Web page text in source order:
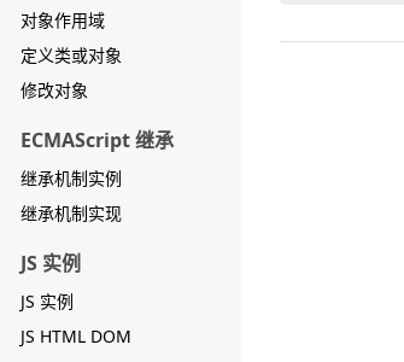
对象作用域
定义类或对象
修改对象
ECMAScript 继承
继承机制实例
继承机制实现
JS 实例
JS 实例
JS HTML DOM